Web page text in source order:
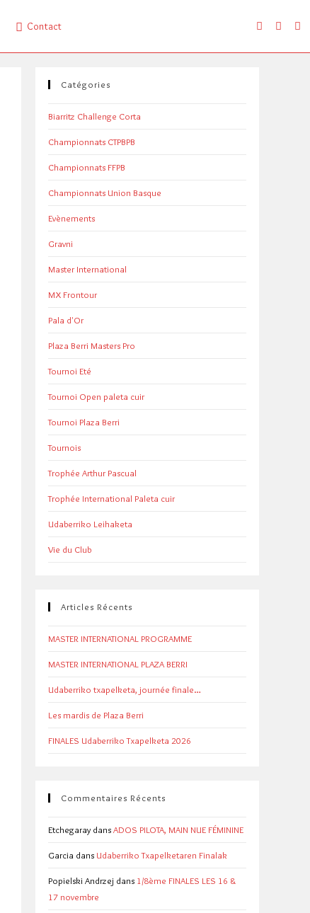
Contact
Catégories
Biarritz Challenge Corta
Championnats CTPBPB
Championnats FFPB
Championnats Union Basque
Evènements
Gravni
Master International
MX Frontour
Pala d'Or
Plaza Berri Masters Pro
Tournoi Eté
Tournoi Open paleta cuir
Tournoi Plaza Berri
Tournois
Trophée Arthur Pascual
Trophée International Paleta cuir
Udaberriko Leihaketa
Vie du Club
Articles Récents
MASTER INTERNATIONAL PROGRAMME
MASTER INTERNATIONAL PLAZA BERRI
Udaberriko txapelketa, journée finale…
Les mardis de Plaza Berri
FINALES Udaberriko Txapelketa 2026
Commentaires Récents
Etchegaray dansADOS PILOTA, MAIN NUE FÉMININE
Garcia dans Udaberriko Txapelketaren Finalak
Popielski Andrzej dans 1/8ème FINALES LES 16 &
17 novembre